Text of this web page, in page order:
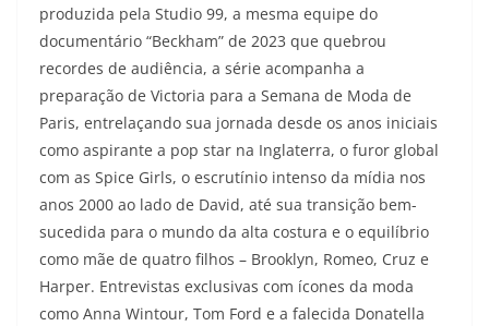
produzida pela Studio 99, a mesma equipe do
documentário “Beckham” de 2023 que quebrou
recordes de audiência, a série acompanha a
preparação de Victoria para a Semana de Moda de
Paris, entrelaçando sua jornada desde os anos iniciais
como aspirante a pop star na Inglaterra, o furor global
com as Spice Girls, o escrutínio intenso da mídia nos
anos 2000 ao lado de David, até sua transição bem-
sucedida para o mundo da alta costura e o equilíbrio
como mãe de quatro filhos – Brooklyn, Romeo, Cruz e
Harper. Entrevistas exclusivas com ícones da moda
como Anna Wintour, Tom Ford e a falecida Donatella